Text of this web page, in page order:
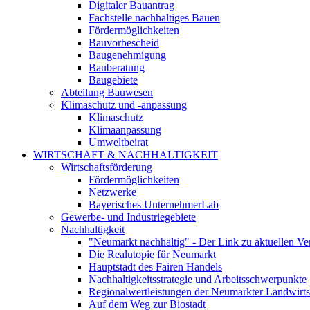
Digitaler Bauantrag
Fachstelle nachhaltiges Bauen
Fördermöglichkeiten
Bauvorbescheid
Baugenehmigung
Bauberatung
Baugebiete
Abteilung Bauwesen
Klimaschutz und -anpassung
Klimaschutz
Klimaanpassung
Umweltbeirat
WIRTSCHAFT & NACHHALTIGKEIT
Wirtschaftsförderung
Fördermöglichkeiten
Netzwerke
Bayerisches UnternehmerLab
Gewerbe- und Industriegebiete
Nachhaltigkeit
"Neumarkt nachhaltig" - Der Link zu aktuellen
Die Realutopie für Neumarkt
Hauptstadt des Fairen Handels
Nachhaltigkeitsstrategie und Arbeitsschwerpunkte
Regionalwertleistungen der Neumarkter
Auf dem Weg zur Biostadt